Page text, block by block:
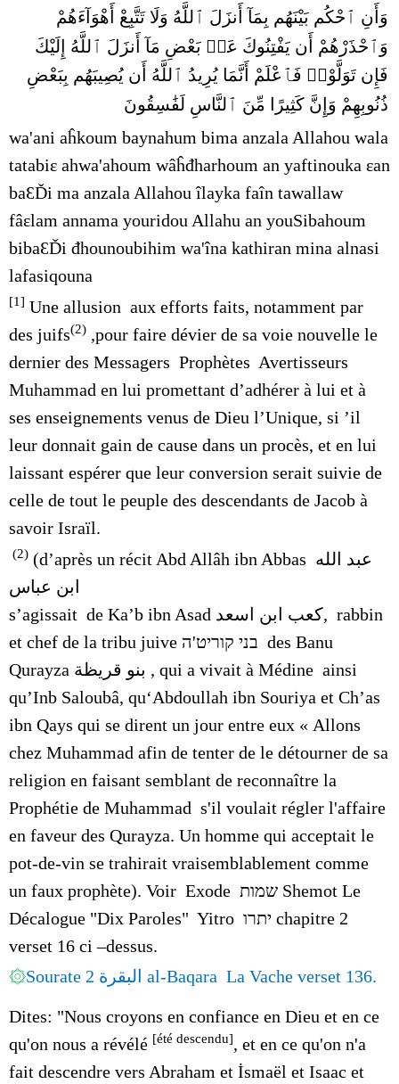
وَأَنِ ٱحْكُم بَيْنَهُم بِمَآ أَنزَلَ ٱللَّهُ وَلَا تَتَّبِعْ أَهْوَآءَهُمْ
وَٱحْذَرْهُمْ أَن يَفْتِنُوكَ عَنۢ بَعْضِ مَآ أَنزَلَ ٱللَّهُ إِلَيْكَ
فَإِن تَوَلَّوْا۟ فَٱعْلَمْ أَنَّمَا يُرِيدُ ٱللَّهُ أَن يُصِيبَهُم بِبَعْضِ
ذُنُوبِهِمْ وَإِنَّ كَثِيرًا مِّنَ ٱلنَّاسِ لَفَٰسِقُونَ
wa'ani aĥkoum baynahum bima anzala Allahou wala
tatabiε ahwa'ahoum wâĥđharhoum an yaftinouka εan
baƐĎi ma anzala Allahou îlayka faîn tawallaw
fâεlam annama youridou Allahu an youSibahoum
bibaƐĎi đhounoubihim wa'îna kathiran mina alnasi
lafasiqouna
[1] Une allusion aux efforts faits, notamment par
des juifs(2) ,pour faire dévier de sa voie nouvelle le
dernier des Messagers Prophètes Avertisseurs
Muhammad en lui promettant d’adhérer à lui et à
ses enseignements venus de Dieu l’Unique, si ’il
leur donnait gain de cause dans un procès, et en lui
laissant espérer que leur conversion serait suivie de
celle de tout le peuple des descendants de Jacob à
savoir Israïl.
(2) (d’après un récit Abd Allâh ibn Abbas
s’agissait de Ka’b ibn Asad كعب ابن اسعد, rabbin
et chef de la tribu juive בני קוריט'ה des Banu
Qurayza بنو قريظة , qui a vivait à Médine ainsi
qu’Inb Saloubâ, qu‘Abdoullah ibn Souriya et Ch’as
ibn Qays qui se dirent un jour entre eux « Allons
chez Muhammad afin de tenter de le détourner de sa
religion en faisant semblant de reconnaître la
Prophétie de Muhammad s'il voulait régler l'affaire
en faveur des Qurayza. Un homme qui acceptait le
pot-de-vin se trahirait vraisemblablement comme
un faux prophète). Voir Exode שמות Shemot Le
Décalogue "Dix Paroles" Yitro יתרו chapitre 2
verset 16 ci –dessus.
۞
Sourate 2 البقرة al-Baqara La Vache verset 136.
Dites: "Nous croyons en confiance en Dieu et en ce
qu'on nous a révélé [été descendu], et en ce qu'on n'a
fait descendre vers Abraham et İsmaël et Isaac et